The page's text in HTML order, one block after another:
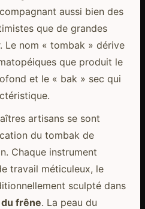
aussi bien des
que de grandes
Le nom « tombak » dérive
que produit le
et le « bak » sec qui
artisans se sont
du tombak de
Chaque instrument
travail méticuleux, le
sculpté dans
frêne. La peau du